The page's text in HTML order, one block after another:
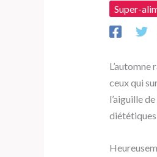
Super-
ceux qui
l’aiguille
diététiques